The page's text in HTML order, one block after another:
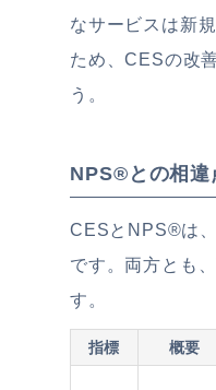
なサービスは新
ため、CESの改
う。
NPS®︎との相違
CESとNPS®︎は
です。両方とも
す。
指標 概要